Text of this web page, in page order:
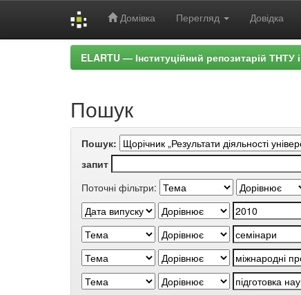
Домівка Перегляд Довідка
ELARTU — Інституційний репозитарій ТНТУ
Пошук
Пошук:
запит
Поточні фільтри: